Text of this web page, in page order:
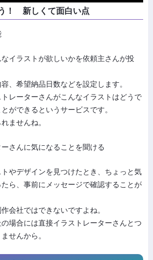
！ 新しくて面白い点
イラストが欲しいかを依頼主さんが投
、希望納品日数などを設定します。
レーターさんがこんなイラストはどうで
ができるというサービスです。
ませんね。
ーさんに気になることを聞ける
やデザインを見つけたとき、ちょっと気
ら、事前にメッセージで確認することが
会社ではできないですよね。
場合には直接イラストレーターさんとつ
せんから。